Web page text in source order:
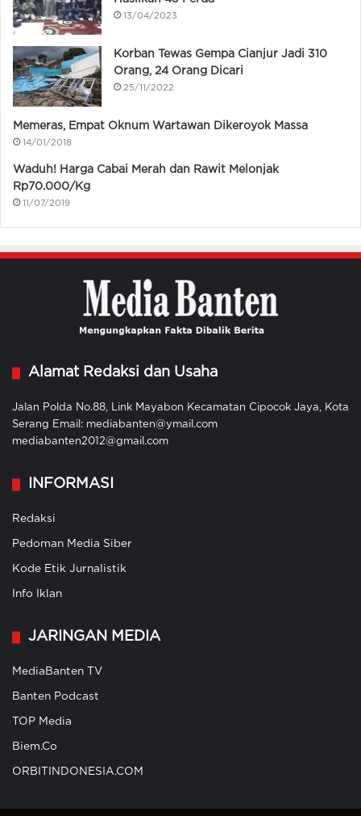
13/04/2023
Korban Tewas Gempa Cianjur Jadi 310
Orang, 24 Orang Dicari
25/11/2022
Memeras, Empat Oknum Wartawan Dikeroyok Massa
14/01/2018
Waduh! Harga Cabai Merah dan Rawit Melonjak
Rp70.000/Kg
11/07/2019
Alamat Redaksi dan Usaha
Jalan Polda No.88, Link Mayabon Kecamatan Cipocok Jaya, Kota
Serang Email: mediabanten@ymail.com
mediabanten2012@gmail.com
INFORMASI
Redaksi
Pedoman Media Siber
Kode Etik Jurnalistik
Info Iklan
JARINGAN MEDIA
MediaBanten TV
Banten Podcast
TOP Media
Biem.Co
ORBITINDONESIA.COM